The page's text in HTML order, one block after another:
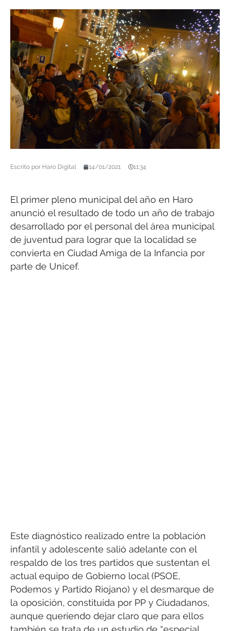
Escrito por Haro Digital 14/01/2021 11:34
El primer pleno municipal del año en Haro
anunció el resultado de todo un año de trabajo
desarrollado por el personal del área municipal
de juventud para lograr que la localidad se
convierta en Ciudad Amiga de la Infancia por
parte de Unicef.
Este diagnóstico realizado entre la población
infantil y adolescente salió adelante con el
respaldo de los tres partidos que sustentan el
actual equipo de Gobierno local (PSOE,
Podemos y Partido Riojano) y el desmarque de
la oposición, constituida por PP y Ciudadanos,
aunque queriendo dejar claro que para ellos